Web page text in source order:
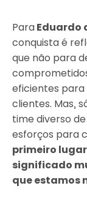
ParaEduardo
conquista é
que não para
eficientes para
clientes. Mas,
time diverso
esforços para
primeiro
significado
que estamos